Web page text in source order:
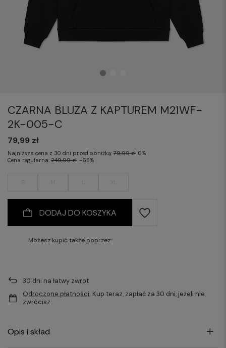
CZARNA BLUZA Z KAPTUREM M21WF-
2K-005-C
79,99 zł
Najniższa cena z 30 dni przed obniżką: 79,99 zł 0%
Cena regularna: 249,99 zł -68%
DODAJ DO KOSZYKA
Możesz kupić także poprzez:
30 dni na łatwy zwrot
Odroczone płatności. Kup teraz, zapłać za 30 dni, jeżeli nie
zwrócisz
Opis i skład